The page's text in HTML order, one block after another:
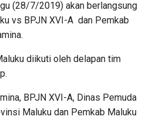
(28/7/2019) akan berlangsung
vs BPJN XVI-A dan Pemkab
diikuti oleh delapan tim
BPJN XVI-A, Dinas Pemuda
Maluku dan Pemkab Maluku